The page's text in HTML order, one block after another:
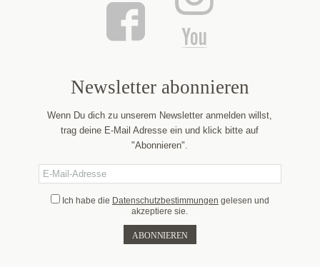
Newsletter abonnieren
Wenn Du dich zu unserem Newsletter anmelden willst,
trag deine E-Mail Adresse ein und klick bitte auf
"Abonnieren".
Ich habe die Datenschutzbestimmungen gelesen und
akzeptiere sie.